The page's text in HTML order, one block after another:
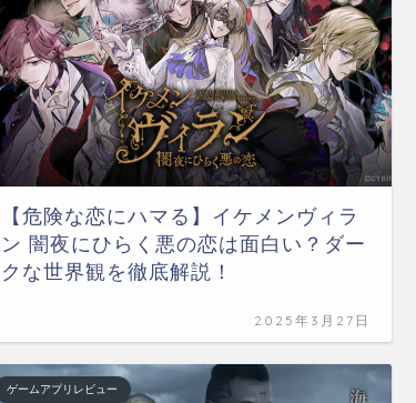
【危険な恋にハマる】イケメンヴィラ
ン 闇夜にひらく悪の恋は面白い？ダー
クな世界観を徹底解説！
2025年3月27日
ゲームアプリレビュー